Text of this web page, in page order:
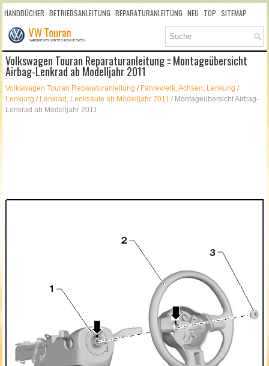
HANDBÜCHER BETRIEBSANLEITUNG REPARATURANLEITUNG NEU TOP SITEMAP
SUCHLAUF
Volkswagen Touran Reparaturanleitung :: Montageübersicht
Airbag-Lenkrad ab Modelljahr 2011
Volkswagen Touran Reparaturanleitung / Fahrewerk, Achsen, Lenkung /
Lenkung / Lenkrad, Lenksäule ab Modelljahr 2011 / Montageübersicht Airbag-
Lenkrad ab Modelljahr 2011